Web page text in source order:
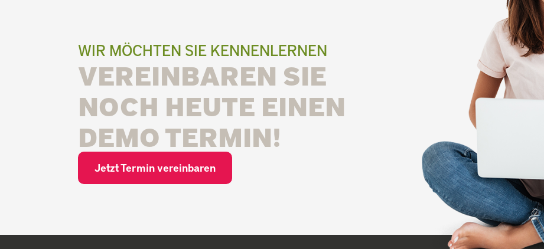
WIR MÖCHTEN SIE KENNENLERNEN
VEREINBAREN SIE
NOCH HEUTE EINEN
DEMO TERMIN!
Jetzt Termin vereinbaren